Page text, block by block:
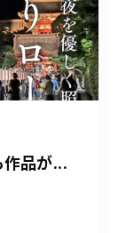
作品が...